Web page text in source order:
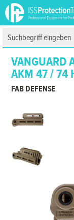
VANGUARD
AKM 47 / 74
FAB DEFENSE